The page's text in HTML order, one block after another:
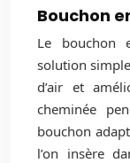
Bouchon
Le bouchon
solution
d’air et
cheminée
bouchon
l’on insère